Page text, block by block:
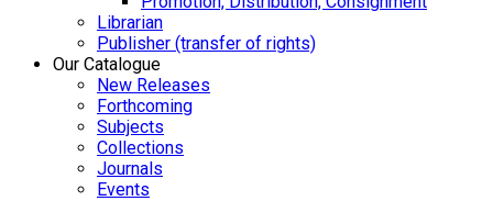
Librarian
Publisher (transfer of rights)
Our Catalogue
New Releases
Forthcoming
Subjects
Collections
Journals
Events